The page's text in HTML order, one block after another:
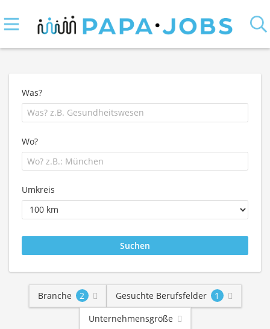
Was?
Wo?
Umkreis
Branche 2 Gesuchte Berufsfelder
1
Unternehmensgröße